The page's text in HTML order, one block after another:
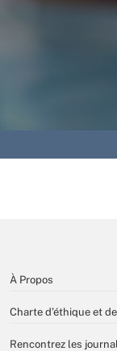
À Propos
Charte d’éthique et
Rencontrez les